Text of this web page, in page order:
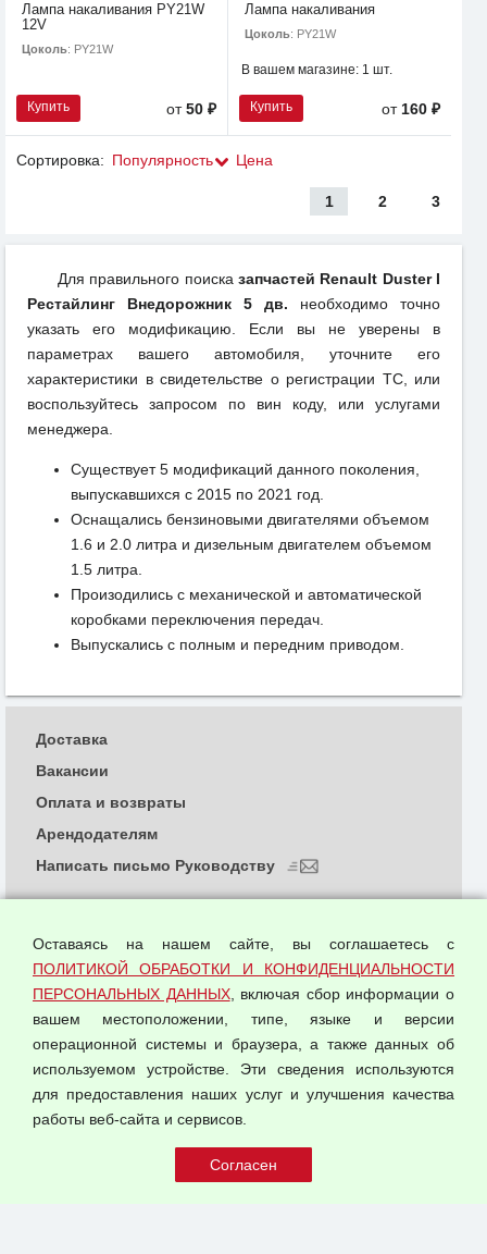
Лампа накаливания PY21W
12V
Цоколь: PY21W
Купить от50 ₽
Лампа накаливания
Цоколь: PY21W
В вашем магазине: 1 шт.
Купить от160 ₽
Сортировка: Популярность Цена
1 2 3
Для правильного поиска запчастей Renault Duster I
Рестайлинг Внедорожник 5 дв. необходимо точно
указать его модификацию. Если вы не уверены в
параметрах вашего автомобиля, уточните его
характеристики в свидетельстве о регистрации ТС, или
воспользуйтесь запросом по вин коду, или услугами
менеджера.
Существует 5 модификаций данного поколения,
выпускавшихся с 2015 по 2021 год.
Оснащались бензиновыми двигателями объемом
1.6 и 2.0 литра и дизельным двигателем объемом
1.5 литра.
Произодились с механической и автоматической
коробками переключения передач.
Выпускались с полным и передним приводом.
© 2026 ООО "Феникс"
Политика обработки и конфиденциальности
персональных данных
Согласием на обработку персональных данных
Оферта оптовой купли-продажи
Публичная оферта
Доставка
Вакансии
Оплата и возвраты
Арендодателям
Написать письмо Руководству
Оставаясь на нашем сайте, вы соглашаетесь с
ПОЛИТИКОЙ ОБРАБОТКИ И КОНФИДЕНЦИАЛЬНОСТИ
ПЕРСОНАЛЬНЫХ ДАННЫХ, включая сбор информации о
вашем местоположении, типе, языке и версии
операционной системы и браузера, а также данных об
используемом устройстве. Эти сведения используются
для предоставления наших услуг и улучшения качества
работы веб-сайта и сервисов.